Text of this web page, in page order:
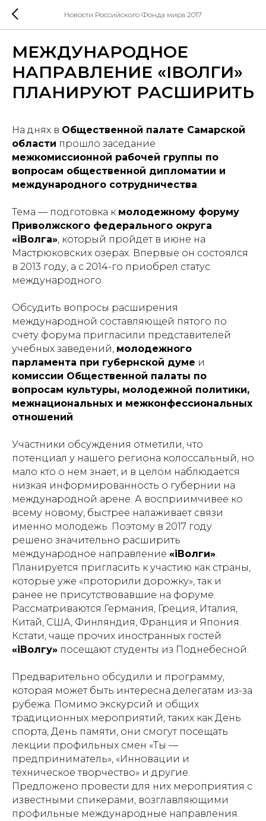
Новости Российского Фонда мира 2017
МЕЖДУНАРОДНОЕ
НАПРАВЛЕНИЕ «IВОЛГИ»
ПЛАНИРУЮТ РАСШИРИТЬ
На днях в Общественной палате Самарской
области прошло заседание
межкомиссионной рабочей группы по
вопросам общественной дипломатии и
международного сотрудничества.
Тема — подготовка к молодежному форуму
Приволжского федерального округа
«iВолга», который пройдет в июне на
Мастрюковских озерах. Впервые он состоялся
в 2013 году, а с 2014-го приобрел статус
международного.
Обсудить вопросы расширения
международной составляющей пятого по
счету форума пригласили представителей
учебных заведений, молодежного
парламента при губернской думе и
комиссии Общественной палаты по
вопросам культуры, молодежной политики,
межнациональных и межконфессиональных
отношений.
Участники обсуждения отметили, что
потенциал у нашего региона колоссальный, но
мало кто о нем знает, и в целом наблюдается
низкая информированность о губернии на
международной арене. А восприимчивее ко
всему новому, быстрее налаживает связи
именно молодежь. Поэтому в 2017 году
решено значительно расширить
международное направление «iВолги».
Планируется пригласить к участию как страны,
которые уже «проторили дорожку», так и
ранее не присутствовавшие на форуме.
Рассматриваются Германия, Греция, Италия,
Китай, США, Финляндия, Франция и Япония.
Кстати, чаще прочих иностранных гостей
«iВолгу» посещают студенты из Поднебесной.
Предварительно обсудили и программу,
которая может быть интересна делегатам из-за
рубежа. Помимо экскурсий и общих
традиционных мероприятий, таких как День
спорта, День памяти, они смогут посещать
лекции профильных смен «Ты —
предприниматель», «Инновации и
техническое творчество» и другие.
Предложено провести для них мероприятия с
известными спикерами, возглавляющими
профильные международные направления.